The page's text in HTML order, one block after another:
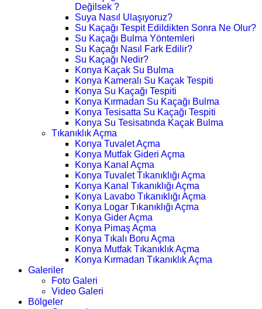
Değilsek ?
Suya Nasıl Ulaşıyoruz?
Su Kaçağı Tespit Edildikten Sonra Ne Olur?
Su Kaçağı Bulma Yöntemleri
Su Kaçağı Nasıl Fark Edilir?
Su Kaçağı Nedir?
Konya Kaçak Su Bulma
Konya Kameralı Su Kaçak Tespiti
Konya Su Kaçağı Tespiti
Konya Kırmadan Su Kaçağı Bulma
Konya Tesisatta Su Kaçağı Tespiti
Konya Su Tesisatında Kaçak Bulma
Tıkanıklık Açma
Konya Tuvalet Açma
Konya Mutfak Gideri Açma
Konya Kanal Açma
Konya Tuvalet Tıkanıklığı Açma
Konya Kanal Tıkanıklığı Açma
Konya Lavabo Tıkanıklığı Açma
Konya Logar Tıkanıklığı Açma
Konya Gider Açma
Konya Pimaş Açma
Konya Tıkalı Boru Açma
Konya Mutfak Tıkanıklık Açma
Konya Kırmadan Tıkanıklık Açma
Galeriler
Foto Galeri
Video Galeri
Bölgeler